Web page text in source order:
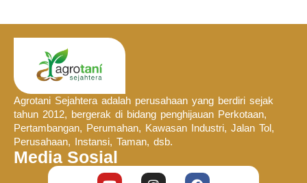
Agrotani Sejahtera adalah perusahaan yang berdiri sejak
tahun 2012, bergerak di bidang penghijauan Perkotaan,
Pertambangan, Perumahan, Kawasan Industri, Jalan Tol,
Perusahaan, Instansi, Taman, dsb.
Media Sosial